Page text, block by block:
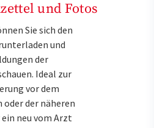
und Fotos
Sie sich den
und
der
Ideal zur
vor dem
der näheren
neu vom Arzt